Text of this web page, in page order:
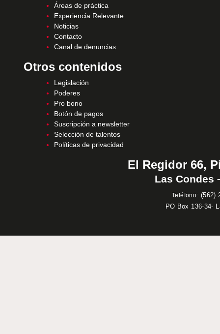
Áreas de práctica
Experiencia Relevante
Noticias
Contacto
Canal de denuncias
Otros contenidos
Legislación
Poderes
Pro bono
Botón de pagos
Suscripción a newsletter
Selección de talentos
Políticas de privacidad
El Regidor 66,
Las Condes
Teléfono: (562)
PO Box 136-34-